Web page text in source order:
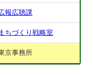
報広聴課
ちづくり戦略室
京事務所